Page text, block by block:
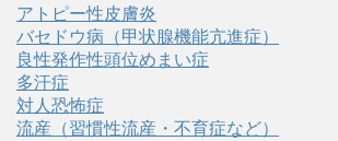
アトピー性皮膚炎
バセドウ病（甲状腺機能亢進症）
良性発作性頭位めまい症
多汗症
対人恐怖症
流産（習慣性流産・不育症など）